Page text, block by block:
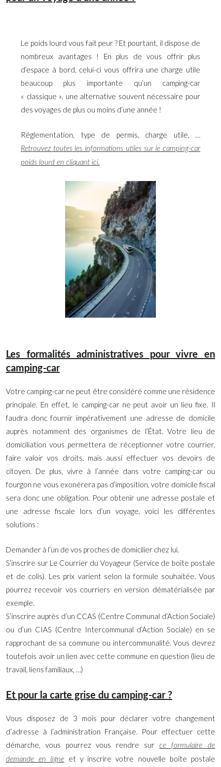
Le poids lourd vous fait peur ? Et pourtant, il dispose de
nombreux avantages ! En plus de vous offrir plus
d’espace à bord, celui-ci vous offrira une charge utile
beaucoup plus importante qu’un camping-car
« classique », une alternative souvent nécessaire pour
des voyages de plus ou moins d’une année !
Réglementation, type de permis, charge utile, …
Retrouvez toutes les informations utiles sur le camping-car
poids lourd en cliquant ici.
Les formalités administratives pour vivre en
camping-car
Votre camping-car ne peut être considéré comme une résidence
principale. En effet, le camping-car ne peut avoir un lieu fixe. Il
faudra donc fournir impérativement une adresse de domicile
auprès notamment des organismes de l’État. Votre lieu de
domiciliation vous permettera de réceptionner votre courrier,
faire valoir vos droits, mais aussi effectuer vos devoirs de
citoyen. De plus, vivre à l’année dans votre camping-car ou
fourgon ne vous exonérera pas d’imposition, votre domicile fiscal
sera donc une obligation. Pour obtenir une adresse postale et
une adresse fiscale lors d’un voyage, voici les différentes
solutions :
Demander à l’un de vos proches de domicilier chez lui.
S’inscrire sur Le Courrier du Voyageur (Service de boîte postale
et de colis). Les prix varient selon la formule souhaitée. Vous
pourrez recevoir vos courriers en version dématérialisée par
exemple.
S’inscrire auprès d’un CCAS (Centre Communal d’Action Sociale)
ou d’un CIAS (Centre Intercommunal d’Action Sociale) en se
rapprochant de sa commune ou intercommunalité. Vous devrez
toutefois avoir un lien avec cette commune en question (lieu de
travail, liens familiaux, …)
Et pour la carte grise du camping-car ?
Vous disposez de 3 mois pour déclarer votre changement
d’adresse à l’administration Française. Pour effectuer cette
démarche, vous pourrez vous rendre sur
ce formulaire de
demande en ligne
et y inscrire votre nouvelle boîte postale